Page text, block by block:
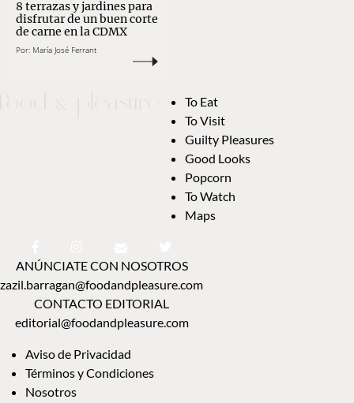
8 terrazas y jardines para
disfrutar de un buen corte
de carne en la CDMX
Por: María José Ferrant
To Eat
To Visit
Guilty Pleasures
Good Looks
Popcorn
To Watch
Maps
ANÚNCIATE CON NOSOTROS
zazil.barragan@foodandpleasure.com
CONTACTO EDITORIAL
editorial@foodandpleasure.com
Aviso de Privacidad
Términos y Condiciones
Nosotros